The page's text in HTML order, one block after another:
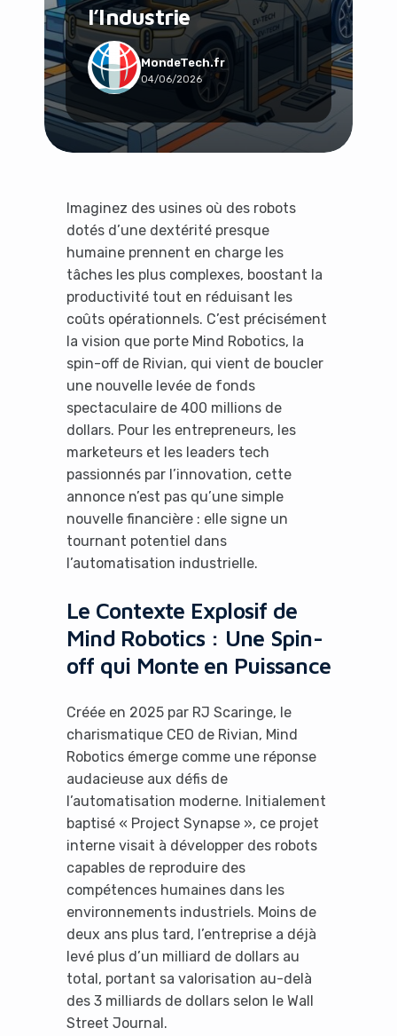
l’Industrie
MondeTech.fr
04/06/2026
Imaginez des usines où des robots
dotés d’une dextérité presque
humaine prennent en charge les
tâches les plus complexes, boostant la
productivité tout en réduisant les
coûts opérationnels. C’est précisément
la vision que porte Mind Robotics, la
spin-off de Rivian, qui vient de boucler
une nouvelle levée de fonds
spectaculaire de 400 millions de
dollars. Pour les entrepreneurs, les
marketeurs et les leaders tech
passionnés par l’innovation, cette
annonce n’est pas qu’une simple
nouvelle financière : elle signe un
tournant potentiel dans
l’automatisation industrielle.
Le Contexte Explosif de
Mind Robotics : Une Spin-
off qui Monte en Puissance
Créée en 2025 par RJ Scaringe, le
charismatique CEO de Rivian, Mind
Robotics émerge comme une réponse
audacieuse aux défis de
l’automatisation moderne. Initialement
baptisé « Project Synapse », ce projet
interne visait à développer des robots
capables de reproduire des
compétences humaines dans les
environnements industriels. Moins de
deux ans plus tard, l’entreprise a déjà
levé plus d’un milliard de dollars au
total, portant sa valorisation au-delà
des 3 milliards de dollars selon le Wall
Street Journal.
Social & Communauté
Tech & Développement
Travail & Productivité
Voyage